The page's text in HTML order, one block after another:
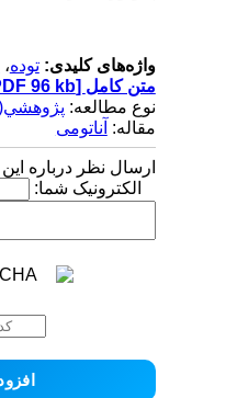
واژه‌های کلیدی:توده،
متن کامل[PDF 96 kb]
نوع مطالعه:
مقاله:آناتومی
ارسال نظر درباره این
الکترونیک شما: